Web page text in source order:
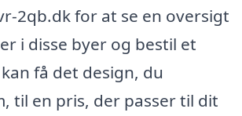
2qb.dk for at se en oversigt
i disse byer og bestil et
få det design, du
til en pris, der passer til dit